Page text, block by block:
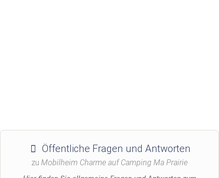
Öffentliche Fragen und Antworten
zu Mobilheim Charme auf Camping Ma Prairie